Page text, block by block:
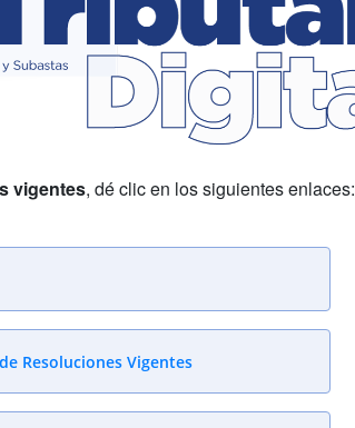
vigentes, dé clic en los siguientes enlaces:
Resoluciones Vigentes